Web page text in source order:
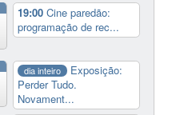
19:00Cine paredão:
programação de rec...
dia inteiro
Exposição:
Perder Tudo.
Novament...